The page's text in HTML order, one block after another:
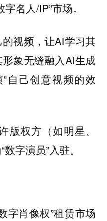
名人/IP”市场。
视频，让AI学习其
象无缝融入AI生成
自己创意视频的效
版权方（如明星、
字演员”入驻。
字肖像权”租赁市场